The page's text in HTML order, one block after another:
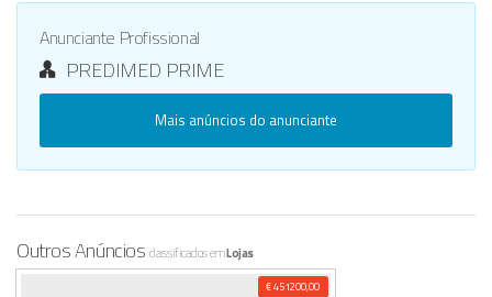
Anunciante Profissional
PREDIMED PRIME
Mais anúncios do anunciante
Outros Anúncios classificados emLojas
€ 451200,00